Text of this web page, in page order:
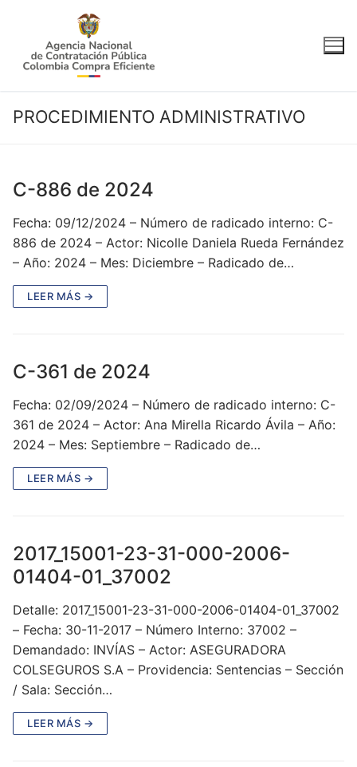
contenido
PROCEDIMIENTO ADMINISTRATIVO
C-886 de 2024
Fecha: 09/12/2024 – Número de radicado interno: C-
886 de 2024 – Actor: Nicolle Daniela Rueda Fernández
– Año: 2024 – Mes: Diciembre – Radicado de…
LEER MÁS →
C-361 de 2024
Fecha: 02/09/2024 – Número de radicado interno: C-
361 de 2024 – Actor: Ana Mirella Ricardo Ávila – Año:
2024 – Mes: Septiembre – Radicado de…
LEER MÁS →
2017_15001-23-31-000-2006-
01404-01_37002
Detalle: 2017_15001-23-31-000-2006-01404-01_37002
– Fecha: 30-11-2017 – Número Interno: 37002 –
Demandado: INVÍAS – Actor: ASEGURADORA
COLSEGUROS S.A – Providencia: Sentencias – Sección
/ Sala: Sección…
LEER MÁS →